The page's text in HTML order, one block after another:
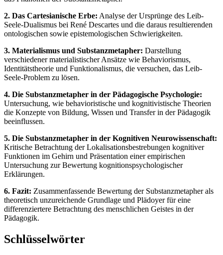
2. Das Cartesianische Erbe: Analyse der Ursprünge des Leib-
Seele-Dualismus bei René Descartes und die daraus resultierenden
ontologischen sowie epistemologischen Schwierigkeiten.
3. Materialismus und Substanzmetapher: Darstellung
verschiedener materialistischer Ansätze wie Behaviorismus,
Identitätstheorie und Funktionalismus, die versuchen, das Leib-
Seele-Problem zu lösen.
4. Die Substanzmetapher in der Pädagogische Psychologie:
Untersuchung, wie behavioristische und kognitivistische Theorien
die Konzepte von Bildung, Wissen und Transfer in der Pädagogik
beeinflussen.
5. Die Substanzmetapher in der Kognitiven Neurowissenschaft:
Kritische Betrachtung der Lokalisationsbestrebungen kognitiver
Funktionen im Gehirn und Präsentation einer empirischen
Untersuchung zur Bewertung kognitionspsychologischer
Erklärungen.
6. Fazit: Zusammenfassende Bewertung der Substanzmetapher als
theoretisch unzureichende Grundlage und Plädoyer für eine
differenziertere Betrachtung des menschlichen Geistes in der
Pädagogik.
Schlüsselwörter